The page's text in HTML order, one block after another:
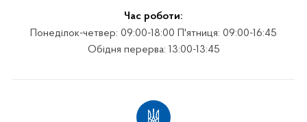
Час роботи:
Понеділок-четвер: 09:00-18:00 П'ятниця: 09:00-16:45
Обідня перерва: 13:00-13:45